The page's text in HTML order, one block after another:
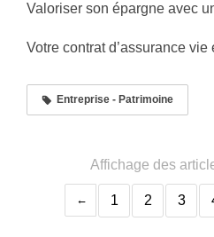
Valoriser son épargne avec
Votre contrat d’assurance vie
Entreprise - Patrimoine
Affichage des
1 2 3